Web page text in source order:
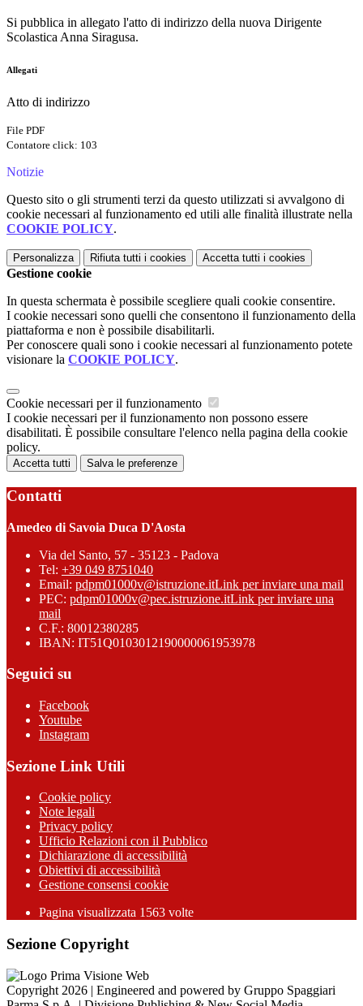
Si pubblica in allegato l'atto di indirizzo della nuova Dirigente
Scolastica Anna Siragusa.
Allegati
Atto di indirizzo
File PDF
Contatore click: 103
Notizie
Questo sito o gli strumenti terzi da questo utilizzati si avvalgono di
cookie necessari al funzionamento ed utili alle finalità illustrate nella
COOKIE POLICY.
Personalizza Rifiuta tutti i cookies Accetta tutti i cookies
Gestione cookie
In questa schermata è possibile scegliere quali cookie consentire.
I cookie necessari sono quelli che consentono il funzionamento della
piattaforma e non è possibile disabilitarli.
Per conoscere quali sono i cookie necessari al funzionamento potete
visionare la COOKIE POLICY.
Cookie necessari per il funzionamento
I cookie necessari per il funzionamento non possono essere
disabilitati. È possibile consultare l'elenco nella pagina della cookie
policy.
Accetta tutti Salva le preferenze
Contatti
Amedeo di Savoia Duca D'Aosta
Via del Santo, 57 - 35123 - Padova
Tel: +39 049 8751040
Email: pdpm01000v@istruzione.itLink per inviare una mail
PEC: pdpm01000v@pec.istruzione.itLink per inviare una
mail
C.F.: 80012380285
IBAN: IT51Q0103012190000061953978
Seguici su
Facebook
Youtube
Instagram
Sezione Link Utili
Cookie policy
Note legali
Privacy policy
Ufficio Relazioni con il Pubblico
Dichiarazione di accessibilità
Obiettivi di accessibilità
Gestione consensi cookie
Pagina visualizzata 1563 volte
Sezione Copyright
Copyright 2026 | Engineered and powered by Gruppo Spaggiari